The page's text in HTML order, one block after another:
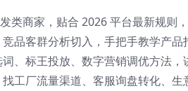
类商家，贴合 2026 平台最新规则
品客群分析切入，手把手教学产品
、标王投放、数字营销调优方法，
工厂流量渠道、客服询盘转化、